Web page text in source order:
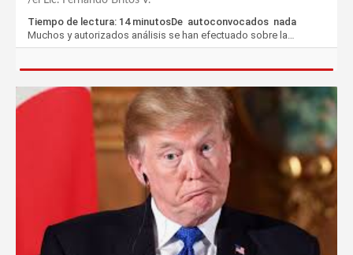
Tiempo de lectura: 14 minutosDe autoconvocados nada
Muchos y autorizados análisis se han efectuado sobre la…